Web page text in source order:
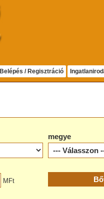
Belépés / Regisztráció
megye
MFt